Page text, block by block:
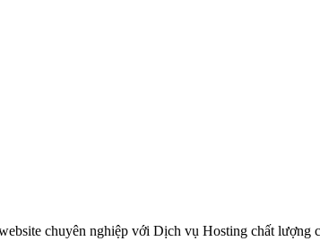
chuyên nghiệp với Dịch vụ Hosting chất lượng